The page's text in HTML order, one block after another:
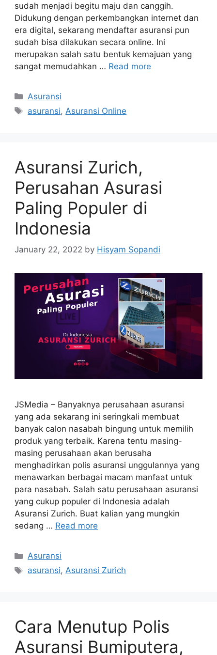
sudah menjadi begitu maju dan canggih.
Didukung dengan perkembangkan internet dan
era digital, sekarang mendaftar asuransi pun
sudah bisa dilakukan secara online. Ini
merupakan salah satu bentuk kemajuan yang
sangat memudahkan … Read more
Categories
Asuransi
Tags
asuransi, Asuransi Online
Asuransi Zurich,
Perusahan Asurasi
Paling Populer di
Indonesia
January 22, 2022 by Hisyam Sopandi
JSMedia – Banyaknya perusahaan asuransi
yang ada sekarang ini seringkali membuat
banyak calon nasabah bingung untuk memilih
produk yang terbaik. Karena tentu masing-
masing perusahaan akan berusaha
menghadirkan polis asuransi unggulannya yang
menawarkan berbagai macam manfaat untuk
para nasabah. Salah satu perusahaan asuransi
yang cukup populer di Indonesia adalah
Asuransi Zurich. Buat kalian yang mungkin
sedang … Read more
Categories
Asuransi
Tags
asuransi,Asuransi Zurich
Cara Menutup Polis
Asuransi Bumiputera,